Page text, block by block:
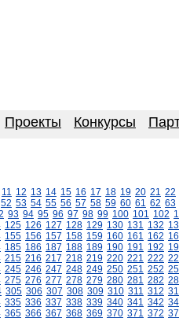
Проекты Конкурсы
11 12 13 14 15 16 17 18 19 20 21 22
52 53 54 55 56 57 58 59 60 61 62 63
93 94 95 96 97 98 99 100 101 102
125 126 127 128 129 130 131 132
155 156 157 158 159 160 161 162
185 186 187 188 189 190 191 192
215 216 217 218 219 220 221 222
245 246 247 248 249 250 251 252
275 276 277 278 279 280 281 282
305 306 307 308 309 310 311 312
335 336 337 338 339 340 341 342
365 366 367 368 369 370 371 372